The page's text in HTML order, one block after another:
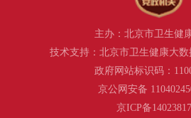
主办：北京市卫生健
技术支持：北京市卫生健康大
政府网站标识码：
京公网安备
京ICP备